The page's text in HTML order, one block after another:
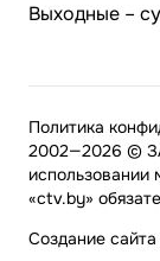
Выходные –
2002—2026 ©
использовании
«ctv.by»
Политика
Создание сайта